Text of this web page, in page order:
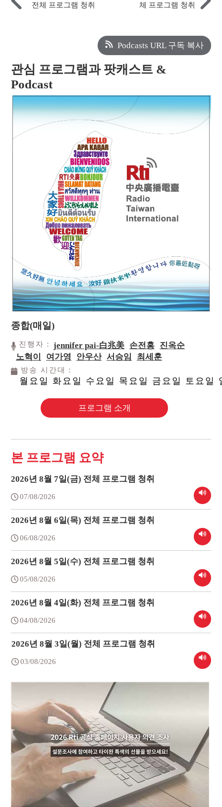
전체 프로그램 청취
체 프로그램 청취
Podcasts URL 구독 복사
관심 프로그램과 팟캐스트 &
Podcast
종합(매일)
진행자： jennifer pai-白兆美 손전홍 진옥순
노혁이
여가영 안우산 서승임 최세훈
방송 시간대：
월요일 화요일 수요일 목요일 금요일 토요일
프로그램 소개
본 프로그램 요약
2026년 8월 7일(금) 전체 프로그램 청취
07/08/2026
2026년 8월 6일(목) 전체 프로그램 청취
06/08/2026
2026년 8월 5일(수) 전체 프로그램 청취
05/08/2026
2026년 8월 4일(화) 전체 프로그램 청취
04/08/2026
2026년 8월 3일(월) 전체 프로그램 청취
03/08/2026